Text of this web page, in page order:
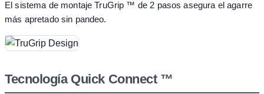
El sistema de montaje TruGrip ™ de 2 pasos asegura el agarre
más apretado sin pandeo.
Tecnología Quick Connect ™